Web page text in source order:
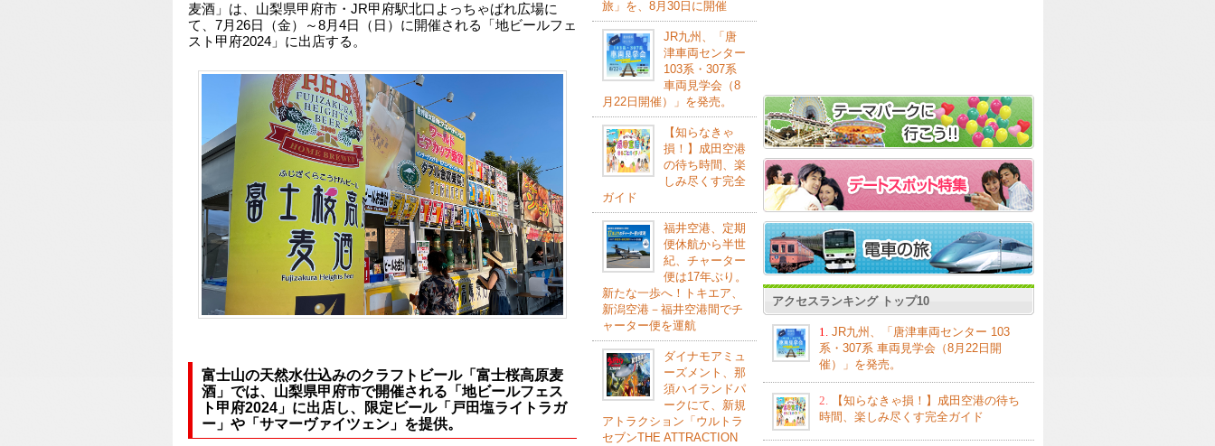
麦酒」は、山梨県甲府市・JR甲府駅北口よっちゃばれ広場に
て、7月26日（金）～8月4日（日）に開催される「地ビールフェ
スト甲府2024」に出店する。
富士山の天然水仕込みのクラフトビール「富士桜高原麦
酒」では、山梨県甲府市で開催される「地ビールフェス
ト甲府2024」に出店し、限定ビール「戸田塩ライトラガ
ー」や「サマーヴァイツェン」を提供。
旅」を、8月30日に開催
JR九州、「唐
津車両センター
103系・307系
車両見学会（8
月22日開催）」を発売。
【知らなきゃ
損！】成田空港
の待ち時間、楽
しみ尽くす完全
ガイド
福井空港、定期
便休航から半世
紀、チャーター
便は17年ぶり。
新たな一歩へ！トキエア、
新潟空港－福井空港間でチ
ャーター便を運航
ダイナモアミュ
ーズメント、那
須ハイランドパ
ークにて、新規
アトラクション「ウルトラ
セブンTHE ATTRACTION
アクセスランキング トップ10
1.
JR九州、「唐津車両センター 103
系・307系 車両見学会（8月22日開
催）」を発売。
2.
【知らなきゃ損！】成田空港の待ち
時間、楽しみ尽くす完全ガイド